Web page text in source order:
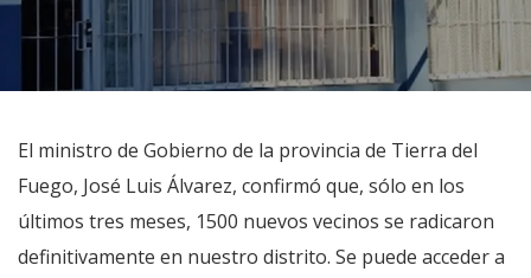
El ministro de Gobierno de la provincia de Tierra del
Fuego, José Luis Álvarez, confirmó que, sólo en los
últimos tres meses, 1500 nuevos vecinos se radicaron
definitivamente en nuestro distrito. Se puede acceder a